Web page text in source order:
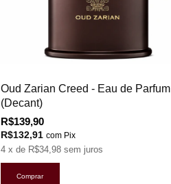
Oud Zarian Creed - Eau de Parfum
(Decant)
R$139,90
R$132,91 com Pix
4 x de R$34,98 sem juros
Comprar